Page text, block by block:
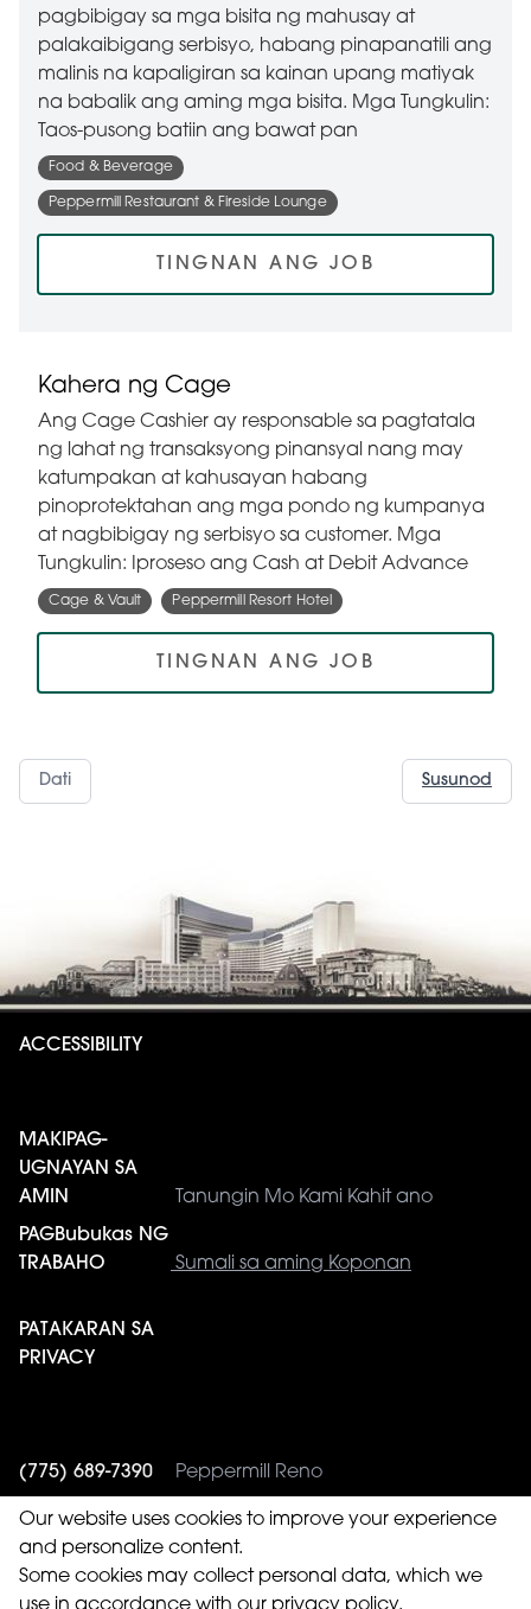
pagbibigay sa mga bisita ng mahusay at
palakaibigang serbisyo, habang pinapanatili ang
malinis na kapaligiran sa kainan upang matiyak
na babalik ang aming mga bisita. Mga Tungkulin:
Taos-pusong batiin ang bawat pan
Food & Beverage
Peppermill Restaurant & Fireside Lounge
TINGNAN ANG JOB
Kahera ng Cage
Ang Cage Cashier ay responsable sa pagtatala
ng lahat ng transaksyong pinansyal nang may
katumpakan at kahusayan habang
pinoprotektahan ang mga pondo ng kumpanya
at nagbibigay ng serbisyo sa customer. Mga
Tungkulin: Iproseso ang Cash at Debit Advance
Cage & Vault Peppermill Resort Hotel
TINGNAN ANG JOB
Dati Susunod
ACCESSIBILITY
MAKIPAG-
UGNAYAN SA
AMIN
Tanungin Mo Kami Kahit ano
PAGBubukas NG
TRABAHO
Sumali sa aming Koponan
PATAKARAN SA
PRIVACY
(775) 689-7390
Peppermill Reno
(775) 353-4943
Western Village
Our website uses cookies to improve your experience
and personalize content.
Some cookies may collect personal data, which we